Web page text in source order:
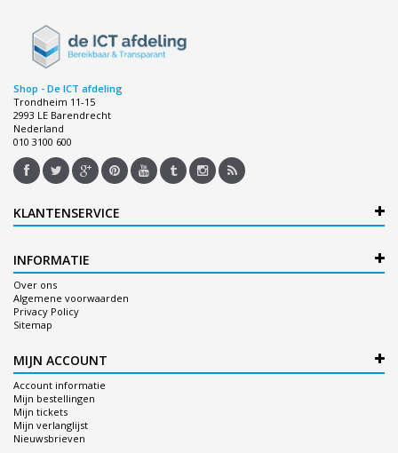
Shop - De ICT afdeling
Trondheim 11-15
2993 LE Barendrecht
Nederland
010 3100 600
KLANTENSERVICE
INFORMATIE
Over ons
Algemene voorwaarden
Privacy Policy
Sitemap
MIJN ACCOUNT
Account informatie
Mijn bestellingen
Mijn tickets
Mijn verlanglijst
Nieuwsbrieven